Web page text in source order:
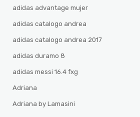
adidas advantage mujer
adidas catalogo andrea
adidas catalogo andrea 2017
adidas duramo 8
adidas messi 16.4 fxg
Adriana
Adriana by Lamasini